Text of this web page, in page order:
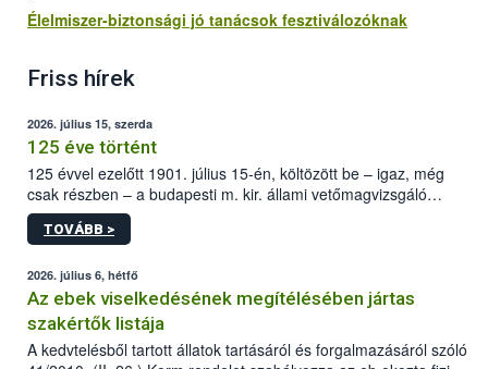
Élelmiszer-biztonsági jó tanácsok fesztiválozóknak
Friss hírek
2026. július 15, szerda
125 éve történt
125 évvel ezelőtt 1901. július 15-én, költözött be – igaz, még
csak részben – a budapesti m. kir. állami vetőmagvizsgáló
állomás a Kis Rókus utca 15. szám alatti, Czigler Győző által
tervezett új épületébe.
TOVÁBB >
2026. július 6, hétfő
Az ebek viselkedésének megítélésében jártas
szakértők listája
A kedvtelésből tartott állatok tartásáról és forgalmazásáról szóló